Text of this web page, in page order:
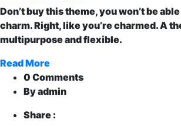
Don’t buy this theme, you won’t be
charm. Right, like you’re charmed. A
multipurpose and flexible.
Read More
0 Comments
By admin
Share :